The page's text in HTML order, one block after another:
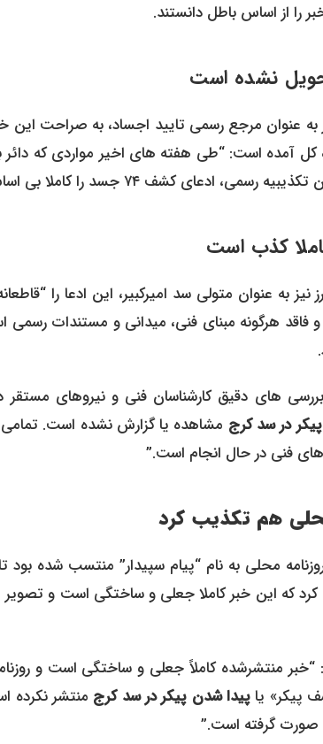
را از اساس باطل دانستند.
نشده است
به عنوان مرجع رسمی تایید اجساد، به صراحت این
کل آمده است: “طی هفته های اخیر مواردی که
کشف ۷۴ جسد را کاملا بی اساس جلوه می دهد.
کذب است
به عنوان متولی سد امیرکبیر، این ادعا را
فاقد هرگونه مبنای فنی، میدانی و مستندات
بررسی های دقیق کارشناسان فنی و نیروهای
در سد کرج مشاهده یا گزارش نشده است.
های فنی در حال انجام است.”
هم تکذیب کرد
محلی به نام “پیام سپیدار” منتسب شده
کرد که این خبر کاملا جعلی و ساختگی است و
“خبر منتشرشده کاملاً جعلی و ساختگی است و
پیکر» یا پیدا شدن پیکر در سد کرج منتشر نکرده
گرفته است.”